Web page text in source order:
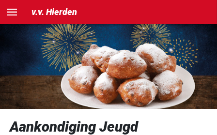
v.v. Hierden
Aankondiging Jeugd